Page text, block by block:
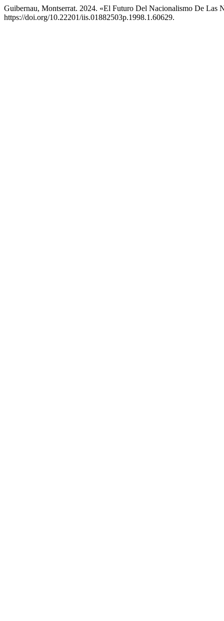
Guibernau, Montserrat. 2024. «El Futuro Del Nacionalismo De Las
https://doi.org/10.22201/iis.01882503p.1998.1.60629.